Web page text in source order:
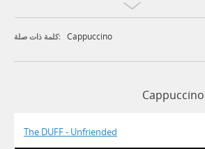
كلمة ذات صلة: Cappuccino
The DUFF - Unfriended